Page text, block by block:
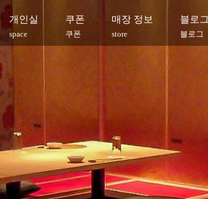
개인실
space
쿠폰
쿠폰
매장 정보
store
블로그
블로그